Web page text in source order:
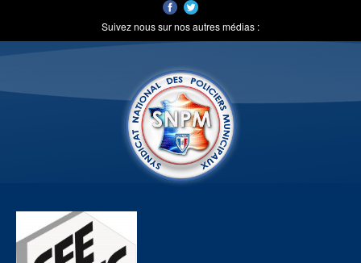
Suivez nous sur nos autres médias :